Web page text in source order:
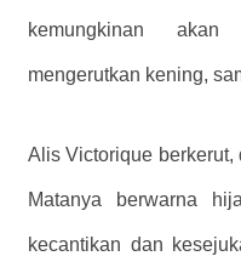
kemungkinan
mengerutkan kening,
Alis Victorique berkerut,
Matanya berwarna
kecantikan dan